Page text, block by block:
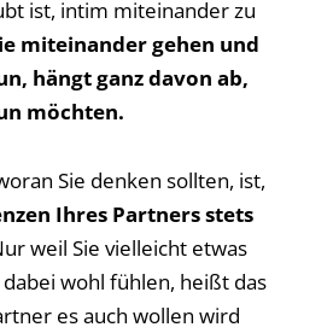
ist, intim miteinander zu
miteinander gehen und
hängt ganz davon ab,
möchten.
Sie denken sollten, ist,
Ihres Partners stets
weil Sie vielleicht etwas
wohl fühlen, heißt das
es auch wollen wird